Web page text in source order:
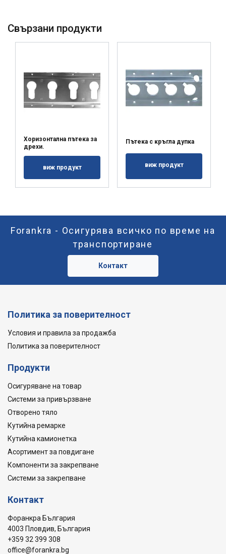
Свързани продукти
Хоризонтална пътека за
дрехи.
виж продукт
Пътека с кръгла дупка
виж продукт
Forankra - Осигурява всичко по време на
транспортиране
Контакт
Политика за поверителност
Условия и правила за продажба
Политика за поверителност
Продукти
Осигуряване на товар
Системи за привързване
Отворено тяло
Кутийна ремарке
Кутийна камионетка
Асортимент за повдигане
Компоненти за закрепване
Системи за закрепване
Контакт
Форанкра България
4003 Пловдив, България
+359 32 399 308
office@forankra.bg